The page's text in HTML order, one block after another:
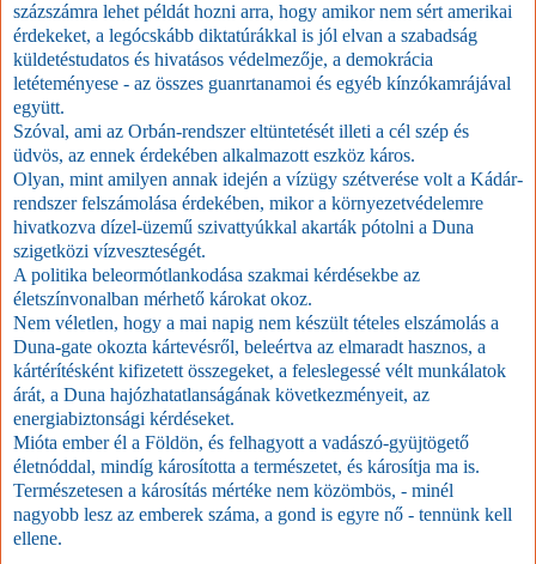
százszámra lehet példát hozni arra, hogy amikor nem sért amerikai
érdekeket, a legócskább diktatúrákkal is jól elvan a szabadság
küldetéstudatos és hivatásos védelmezője, a demokrácia
letéteményese - az összes guanrtanamoi és egyéb kínzókamrájával
együtt.
Szóval, ami az Orbán-rendszer eltüntetését illeti a cél szép és
üdvös, az ennek érdekében alkalmazott eszköz káros.
Olyan, mint amilyen annak idején a vízügy szétverése volt a Kádár-
rendszer felszámolása érdekében, mikor a környezetvédelemre
hivatkozva dízel-üzemű szivattyúkkal akarták pótolni a Duna
szigetközi vízveszteségét.
A politika beleormótlankodása szakmai kérdésekbe az
életszínvonalban mérhető károkat okoz.
Nem véletlen, hogy a mai napig nem készült tételes elszámolás a
Duna-gate okozta kártevésről, beleértva az elmaradt hasznos, a
kártérítésként kifizetett összegeket, a feleslegessé vélt munkálatok
árát, a Duna hajózhatatlanságának következményeit, az
energiabiztonsági kérdéseket.
Mióta ember él a Földön, és felhagyott a vadászó-gyüjtögető
életnóddal, mindíg károsította a természetet, és károsítja ma is.
Természetesen a károsítás mértéke nem közömbös, - minél
nagyobb lesz az emberek száma, a gond is egyre nő - tennünk kell
ellene.